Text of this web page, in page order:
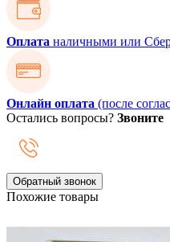
Оплата наличными или
Онлайн оплата (после
Остались вопросы? Звоните
Обратный звонок
Похожие товары